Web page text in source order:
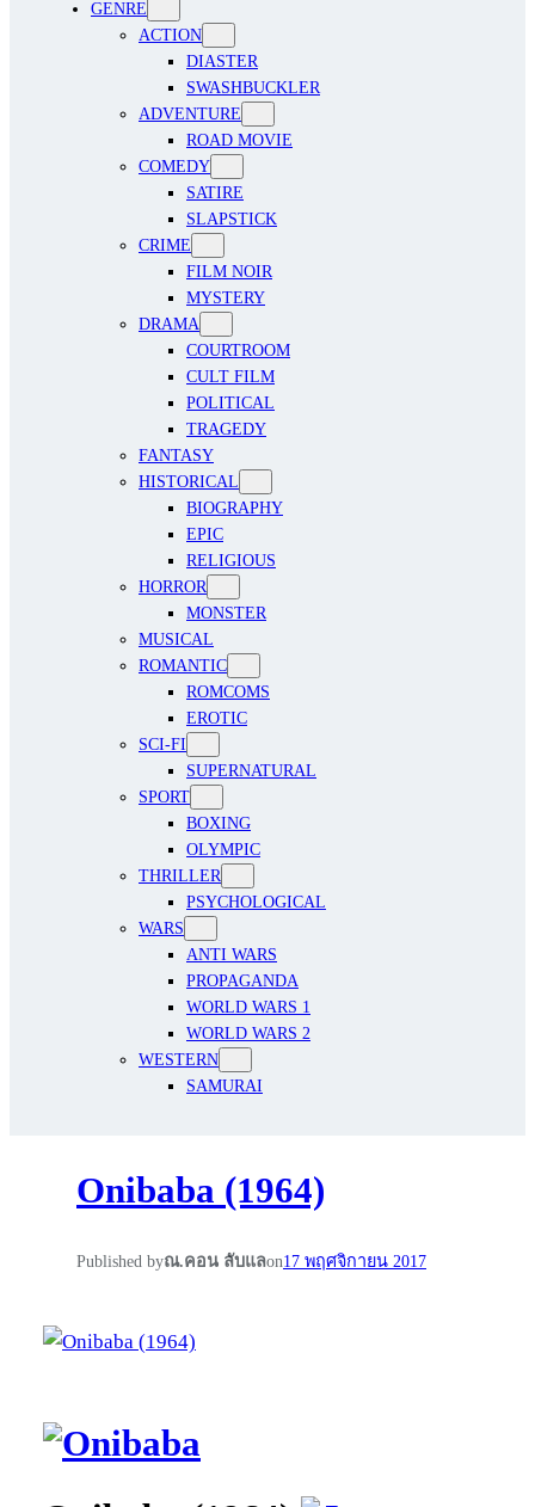
GENRE
ACTION
DIASTER
SWASHBUCKLER
ADVENTURE
ROAD MOVIE
COMEDY
SATIRE
SLAPSTICK
CRIME
FILM NOIR
MYSTERY
DRAMA
COURTROOM
CULT FILM
POLITICAL
TRAGEDY
FANTASY
HISTORICAL
BIOGRAPHY
EPIC
RELIGIOUS
HORROR
MONSTER
MUSICAL
ROMANTIC
ROMCOMS
EROTIC
SCI-FI
SUPERNATURAL
SPORT
BOXING
OLYMPIC
THRILLER
PSYCHOLOGICAL
WARS
ANTI WARS
PROPAGANDA
WORLD WARS 1
WORLD WARS 2
WESTERN
SAMURAI
Onibaba (1964)
Published byณ.คอน ลับแลon17 พฤศจิกายน 2017